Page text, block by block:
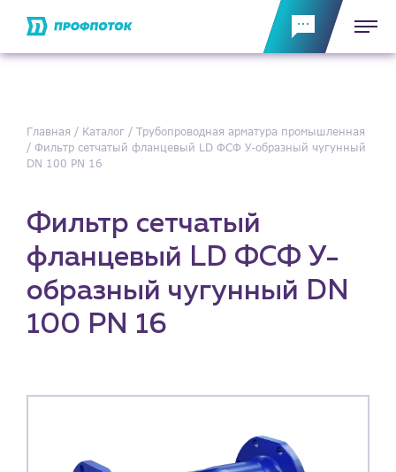
Главная Каталог
Трубопроводная арматура промышленная
Фильтр сетчатый фланцевый LD ФСФ У-образный чугунный
DN 100 PN 16
Фильтр сетчатый
фланцевый LD ФСФ У-
образный чугунный DN
100 PN 16